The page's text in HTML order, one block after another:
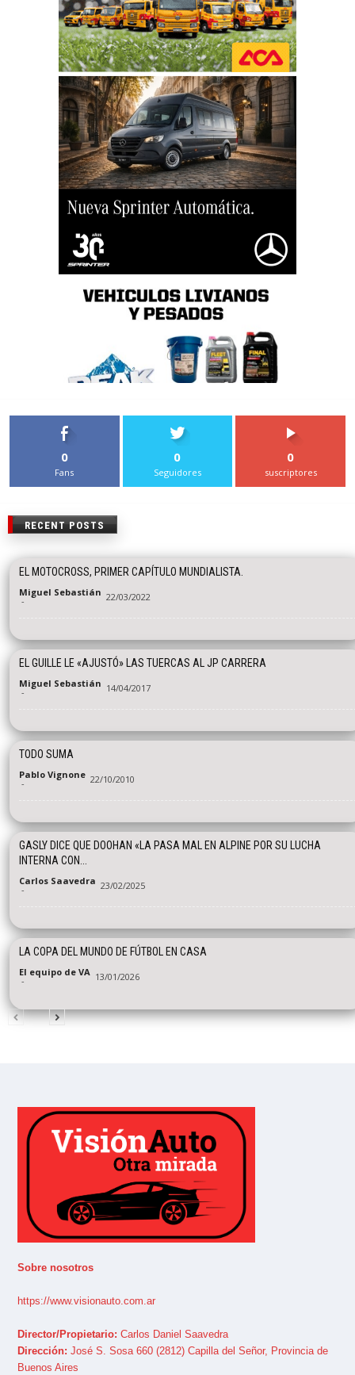
0
Fans
0
Seguidores
0
suscriptores
RECENT POSTS
EL MOTOCROSS, PRIMER CAPÍTULO MUNDIALISTA.
Miguel Sebastián
- 22/03/2022
EL GUILLE LE «AJUSTÓ» LAS TUERCAS AL JP CARRERA
Miguel Sebastián
- 14/04/2017
TODO SUMA
Pablo Vignone
- 22/10/2010
GASLY DICE QUE DOOHAN «LA PASA MAL EN ALPINE POR SU LUCHA
INTERNA CON...
Carlos Saavedra
- 23/02/2025
LA COPA DEL MUNDO DE FÚTBOL EN CASA
El equipo de VA
- 13/01/2026
Sobre nosotros
https://www.visionauto.com.ar
Director/Propietario: Carlos Daniel Saavedra
Dirección: José S. Sosa 660 (2812) Capilla del Señor, Provincia de
Buenos Aires